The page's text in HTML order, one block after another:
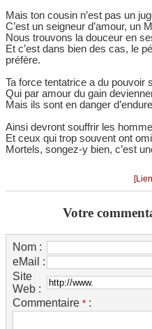
Mais ton cousin n’est pas un
C’est un seigneur d’amour, un
Nous trouvons la douceur en
Et c’est dans bien des cas, le
préfère.
Ta force tentatrice a du pouvoir
Qui par amour du gain
Mais ils sont en danger
Ainsi devront souffrir les
Et ceux qui trop souvent ont
Mortels, songez-y bien, c’est
Votre
Nom :
eMail :
Site
Web :
Commentaire * :